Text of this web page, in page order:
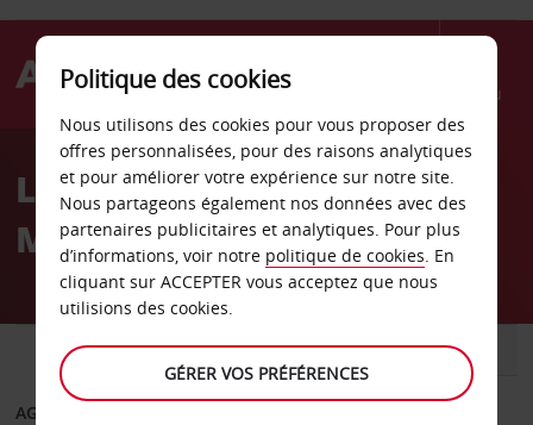
Menu
AvisLocation de voiture
Magdebourg Centre
VOITURE UTILITAIRE
AGENCE DE DÉPART
Politique des cookies
Nous utilisons des cookies pour vous proposer des
offres personnalisées, pour des raisons analytiques
et pour améliorer votre expérience sur notre site.
Nous partageons également nos données avec des
partenaires publicitaires et analytiques. Pour plus
d’informations, voir notre politique de cookies. En
cliquant sur ACCEPTER vous acceptez que nous
utilisions des cookies.
GÉRER VOS PRÉFÉRENCES